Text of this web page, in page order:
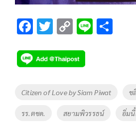
F
e
b
o
k
T
tt
er
C
p
y
Li
n
k
Li
Tags
Citizen of Love by Siam Piwat ช
รร.ตชด. สยามพิวรรธน์ อิ่ม